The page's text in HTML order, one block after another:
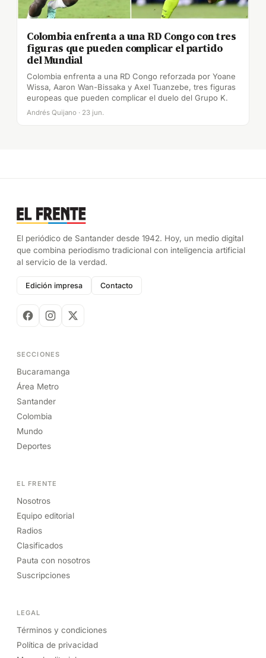
Colombia enfrenta a una RD Congo con tres
figuras que pueden complicar el partido
del Mundial
Colombia enfrenta a una RD Congo reforzada por Yoane
Wissa, Aaron Wan-Bissaka y Axel Tuanzebe, tres figuras
europeas que pueden complicar el duelo del Grupo K.
Andrés Quijano · 23 jun.
El periódico de Santander desde 1942. Hoy, un medio digital
que combina periodismo tradicional con inteligencia artificial
al servicio de la verdad.
Edición impresa Contacto
SECCIONES
Bucaramanga
Área Metro
Santander
Colombia
Mundo
Deportes
EL FRENTE
Nosotros
Equipo editorial
Radios
Clasificados
Pauta con nosotros
Suscripciones
LEGAL
Términos y condiciones
Política de privacidad